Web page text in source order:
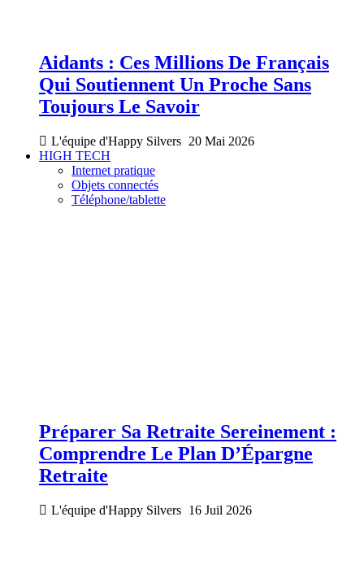
Aidants : Ces Millions De Français
Qui Soutiennent Un Proche Sans
Toujours Le Savoir
L'équipe d'Happy Silvers 20 Mai 2026
HIGH TECH
Internet pratique
Objets connectés
Téléphone/tablette
Préparer Sa Retraite Sereinement :
Comprendre Le Plan D’Épargne
Retraite
L'équipe d'Happy Silvers 16 Juil 2026